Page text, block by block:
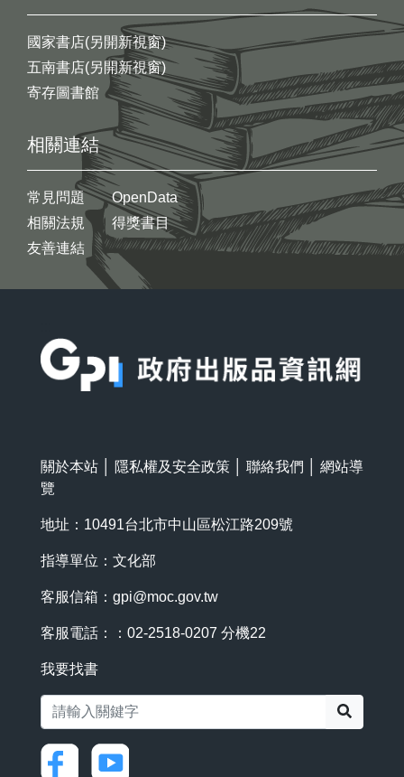
國家書店(另開新視窗)
五南書店(另開新視窗)
寄存圖書館
相關連結
常見問題
相關法規
友善連結
OpenData
得獎書目
關於本站 隱私權及安全政策 聯絡我們
網站導
覽
地址：10491台北市中山區松江路209號
指導單位：文化部
客服信箱： gpi@moc.gov.tw
客服電話：：02-2518-0207 分機22
我要找書